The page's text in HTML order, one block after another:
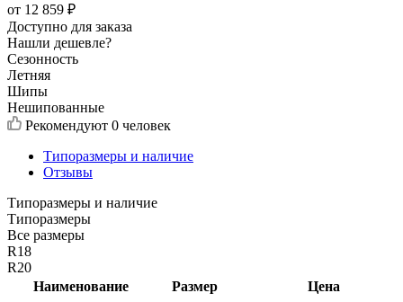
от 12 859 ₽
Доступно для заказа
Нашли дешевле?
Сезонность
Летняя
Шипы
Нешипованные
Рекомендуют 0 человек
Типоразмеры и наличие
Отзывы
Типоразмеры и наличие
Типоразмеры
Все размеры
R18
R20
Наименование
Размер
Цена